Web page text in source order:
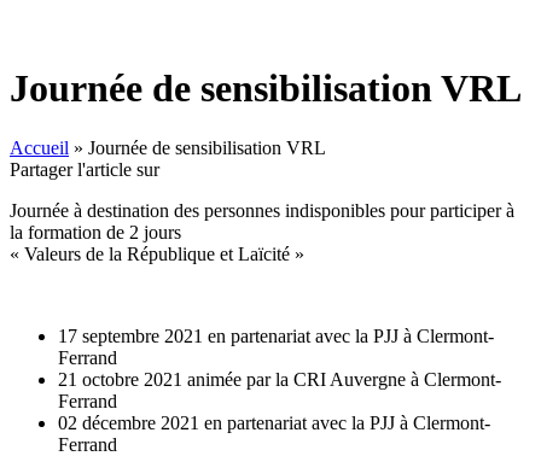
Journée de sensibilisation VRL
Accueil » Journée de sensibilisation VRL
Partager l'article sur
Journée à destination des personnes indisponibles pour participer à
la formation de 2 jours
« Valeurs de la République et Laïcité »
17 septembre 2021 en partenariat avec la PJJ à Clermont-
Ferrand
21 octobre 2021 animée par la CRI Auvergne à Clermont-
Ferrand
02 décembre 2021 en partenariat avec la PJJ à Clermont-
Ferrand